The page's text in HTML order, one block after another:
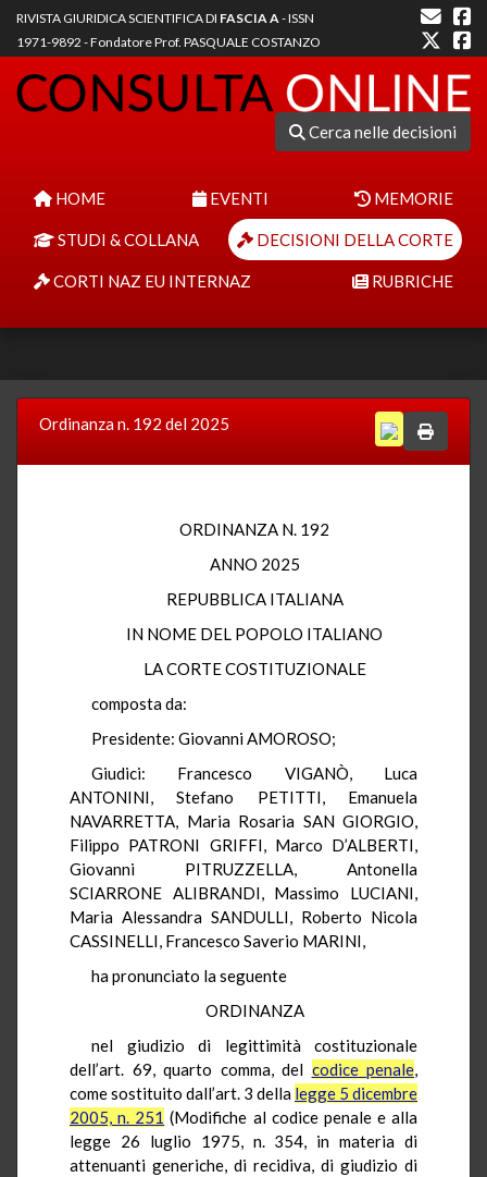
RIVISTA GIURIDICA SCIENTIFICA DI FASCIA A- ISSN
1971-9892 - Fondatore Prof. PASQUALE COSTANZO
Cerca nelle decisioni
HOME EVENTI MEMORIE
STUDI & COLLANA DECISIONI DELLA CORTE
CORTI NAZ EU INTERNAZ RUBRICHE
Ordinanza n. 192 del 2025
ORDINANZA N. 192
ANNO 2025
REPUBBLICA ITALIANA
IN NOME DEL POPOLO ITALIANO
LA CORTE COSTITUZIONALE
composta da:
Presidente: Giovanni AMOROSO;
Giudici: Francesco VIGANÒ, Luca
ANTONINI, Stefano PETITTI, Emanuela
NAVARRETTA, Maria Rosaria SAN GIORGIO,
Filippo PATRONI GRIFFI, Marco D’ALBERTI,
Giovanni PITRUZZELLA, Antonella
SCIARRONE ALIBRANDI, Massimo LUCIANI,
Maria Alessandra SANDULLI, Roberto Nicola
CASSINELLI, Francesco Saverio MARINI,
ha pronunciato la seguente
ORDINANZA
nel giudizio di legittimità costituzionale
dell’art. 69, quarto comma, del codice penale,
come sostituito dall’art. 3 della legge 5 dicembre
2005, n. 251 (Modifiche al codice penale e alla
legge 26 luglio 1975, n. 354, in materia di
attenuanti generiche, di recidiva, di giudizio di